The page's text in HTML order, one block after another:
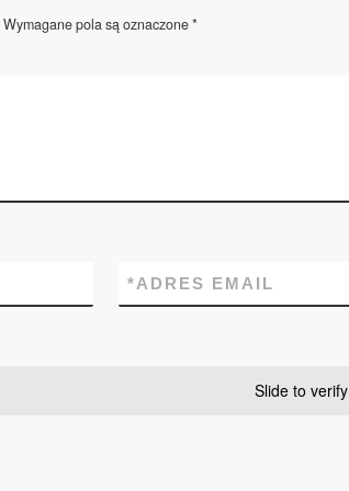
Wymagane pola są oznaczone*
ADRES EMAIL
*
Slide to verify